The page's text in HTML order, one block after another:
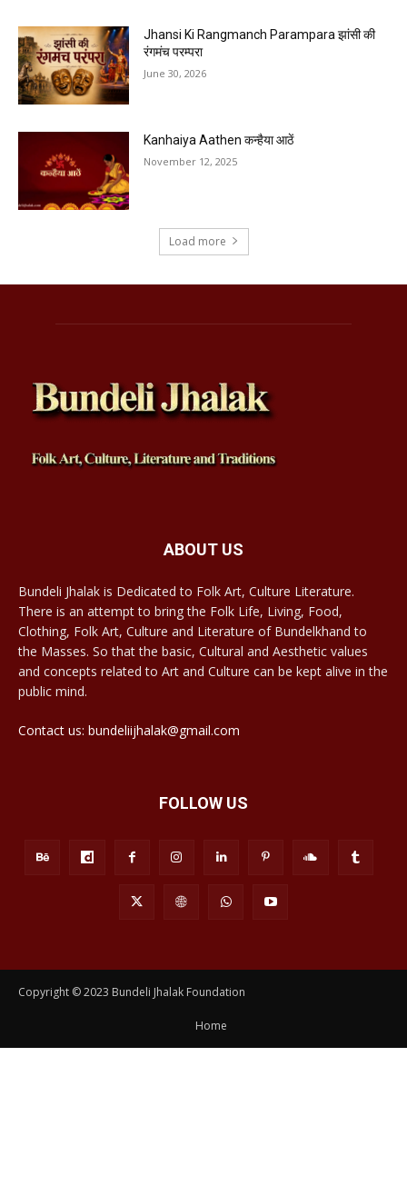
Jhansi Ki Rangmanch Parampara झांसी की
रंगमंच परम्परा
June 30, 2026
Kanhaiya Aathen कन्हैया आठें
November 12, 2025
Load more
ABOUT US
Bundeli Jhalak is Dedicated to Folk Art, Culture Literature.
There is an attempt to bring the Folk Life, Living, Food,
Clothing, Folk Art, Culture and Literature of Bundelkhand to
the Masses. So that the basic, Cultural and Aesthetic values
and concepts related to Art and Culture can be kept alive in the
public mind.
Contact us: bundeliijhalak@gmail.com
FOLLOW US
Copyright © 2023 Bundeli Jhalak Foundation
Home